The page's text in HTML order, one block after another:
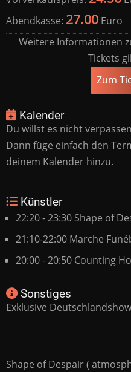
Abendkasse: 27.00 Euro
Weitere Informationen
Tickets
Zum
Kalender
Du willst es nicht
Dann füge einfach den
deinem Kalender hinzu.
Künstler
22:20 - 23:30 Shape of
21:10-22:00 Marche
20:00 - 20:50 Counting
Sonstiges
Exklusive
Shape of Despair (